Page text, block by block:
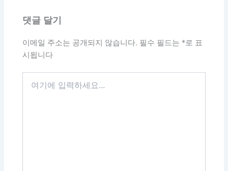
댓글 달기
이메일 주소는 공개되지 않습니다. 필수 필드는 *로 표
시됩니다